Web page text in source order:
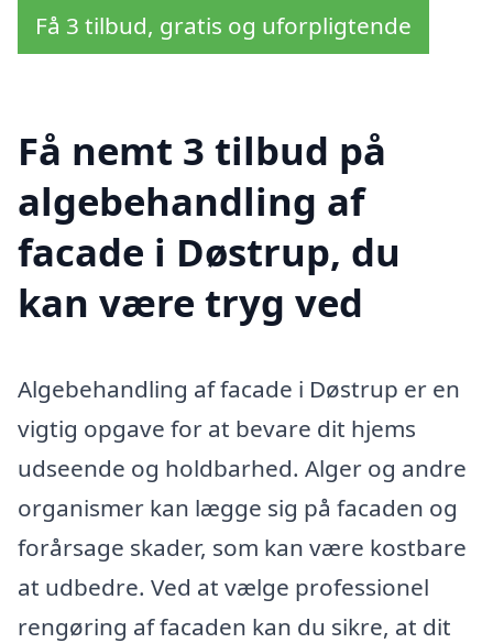
Få 3 tilbud, gratis og uforpligtende
Få nemt 3 tilbud på
algebehandling af
facade i Døstrup, du
kan være tryg ved
Algebehandling af facade i Døstrup er en
vigtig opgave for at bevare dit hjems
udseende og holdbarhed. Alger og andre
organismer kan lægge sig på facaden og
forårsage skader, som kan være kostbare
at udbedre. Ved at vælge professionel
rengøring af facaden kan du sikre, at dit